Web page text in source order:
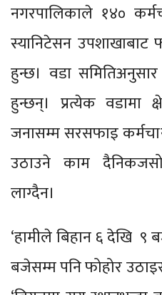
नगरपालिकाले १४०
स्यानिटेसन उपशाखाबाट
हुन्छ। वडा
हुन्छन्। प्रत्येक वडामा
जनासम्म सरसफाइ
उठाउने काम
लाग्दैन।
‘हामीले बिहान ६ देखि ९
बजेसम्म पनि फोहोर